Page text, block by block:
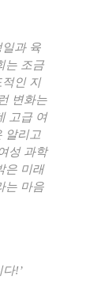
일과 육
는 조금
인 지
변화는
고급 여
알리고
성 과학
은 미래
는 마음
다!’